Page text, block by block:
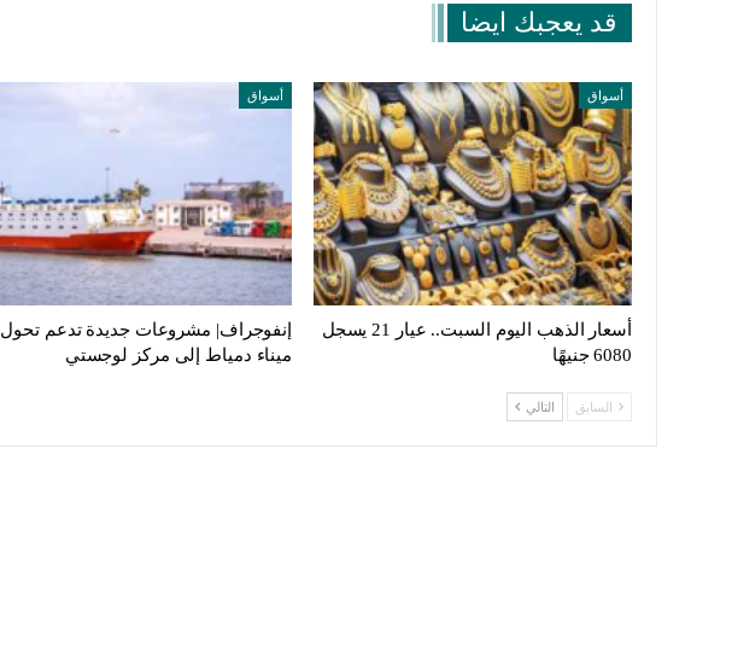
قد يعجبك ايضا
أسواق
أسعار الذهب اليوم السبت.. عيار 21 يسجل
6080 جنيهًا
أسواق
إنفوجراف| مشروعات جديدة تدعم تحول
ميناء دمياط إلى مركز لوجستي
السابق التالي